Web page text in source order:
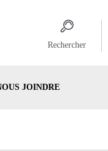
Rechercher
JOINDRE